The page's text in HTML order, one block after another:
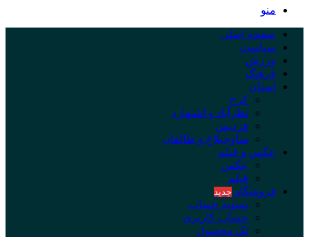
منو
صفحه اصلی
سیاست
ورزش
فرهنگ
استان
کرج
نظرآباد و اشتهارد
فردیس
ساوجبلاغ و طالقان
عکس و فیلم
عکس
فیلم
فروشگاه جدید
تسویه حساب
حساب کاربری
تک محصول